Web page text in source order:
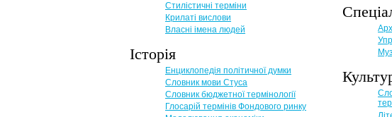
Стилістичні терміни
Крилаті вислови
Власні імена людей
Історія
Енциклопедія політичної думки
Словник мови Стуса
Словник бюджетної термінології
Глосарій термінів Фондового ринку